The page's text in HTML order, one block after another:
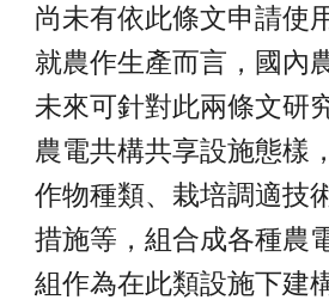
尚未有依此條文申請使
就農作生產而言，國內
未來可針對此兩條文研
農電共構共享設施態樣
作物種類、栽培調適技
措施等，組合成各種農
組作為在此類設施下建